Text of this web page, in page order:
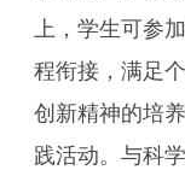
上，学生可参
程衔接，满足
创新精神的培
践活动。与科